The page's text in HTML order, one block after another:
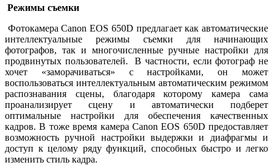
Режимы съемки
Фотокамера Canon EOS 650D предлагает как автоматические
интеллектуальные режимы съемки для начинающих
фотографов, так и многочисленные ручные настройки для
продвинутых пользователей. В частности, если фотограф не
хочет «заморачиваться» с настройками, он может
воспользоваться интеллектуальным автоматическим режимом
распознавания сцены, благодаря которому камера сама
проанализирует сцену и автоматически подберет
оптимальные настройки для обеспечения качественных
кадров. В тоже время камера Canon EOS 650D предоставляет
возможность ручной настройки выдержки и диафрагмы и
доступ к целому ряду функций, способных быстро и легко
изменить стиль кадра.